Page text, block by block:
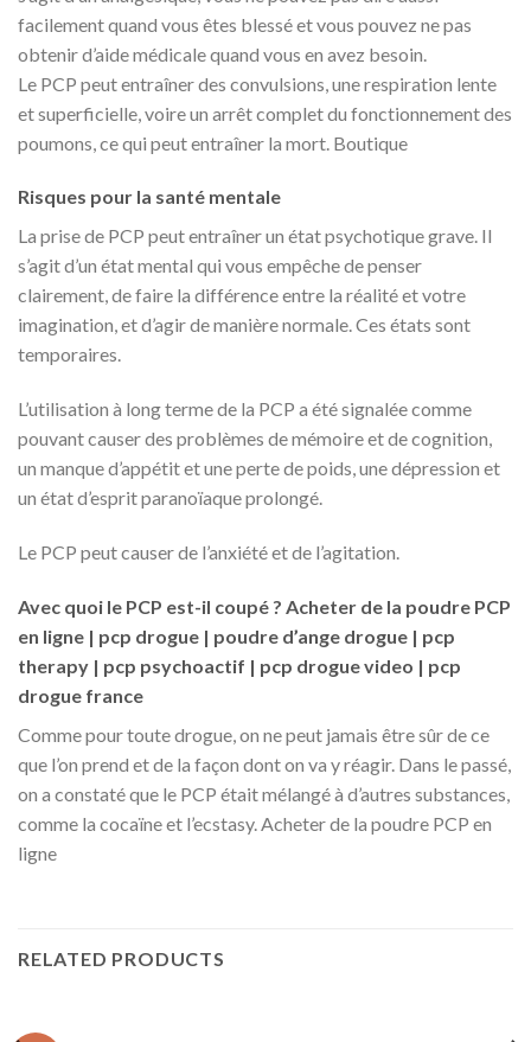
facilement quand vous êtes blessé et vous pouvez ne pas
obtenir d’aide médicale quand vous en avez besoin.
Le PCP peut entraîner des convulsions, une respiration lente
et superficielle, voire un arrêt complet du fonctionnement des
poumons, ce qui peut entraîner la mort. Boutique
Risques pour la santé mentale
La prise de PCP peut entraîner un état psychotique grave. Il
s’agit d’un état mental qui vous empêche de penser
clairement, de faire la différence entre la réalité et votre
imagination, et d’agir de manière normale. Ces états sont
temporaires.
L’utilisation à long terme de la PCP a été signalée comme
pouvant causer des problèmes de mémoire et de cognition,
un manque d’appétit et une perte de poids, une dépression et
un état d’esprit paranoïaque prolongé.
Le PCP peut causer de l’anxiété et de l’agitation.
Avec quoi le PCP est-il coupé ? Acheter de la poudre PCP
en ligne | pcp drogue | poudre d’ange drogue | pcp
therapy | pcp psychoactif | pcp drogue video | pcp
drogue france
Comme pour toute drogue, on ne peut jamais être sûr de ce
que l’on prend et de la façon dont on va y réagir. Dans le passé,
on a constaté que le PCP était mélangé à d’autres substances,
comme la cocaïne et l’ecstasy. Acheter de la poudre PCP en
ligne
RELATED PRODUCTS